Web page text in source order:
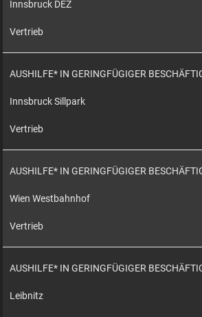
Innsbruck DEZ
Vertrieb
AUSHILFE* IN GERINGFÜGIGER
Innsbruck Sillpark
Vertrieb
AUSHILFE* IN GERINGFÜGIGER
Wien Westbahnhof
Vertrieb
AUSHILFE* IN GERINGFÜGIGER
Leibnitz